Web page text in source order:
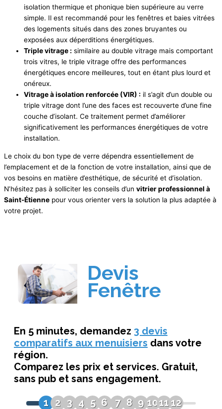
isolation thermique et phonique bien supérieure au verre
simple. Il est recommandé pour les fenêtres et baies vitrées
des logements situés dans des zones bruyantes ou
exposées aux déperditions énergétiques.
Triple vitrage : similaire au double vitrage mais comportant
trois vitres, le triple vitrage offre des performances
énergétiques encore meilleures, tout en étant plus lourd et
onéreux.
Vitrage à isolation renforcée (VIR) : il s’agit d’un double ou
triple vitrage dont l’une des faces est recouverte d’une fine
couche d’isolant. Ce traitement permet d’améliorer
significativement les performances énergétiques de votre
installation.
Le choix du bon type de verre dépendra essentiellement de
l’emplacement et de la fonction de votre installation, ainsi que de
vos besoins en matière d’esthétique, de sécurité et d’isolation.
N’hésitez pas à solliciter les conseils d’un vitrier professionnel à
Saint-Étienne pour vous orienter vers la solution la plus adaptée à
votre projet.